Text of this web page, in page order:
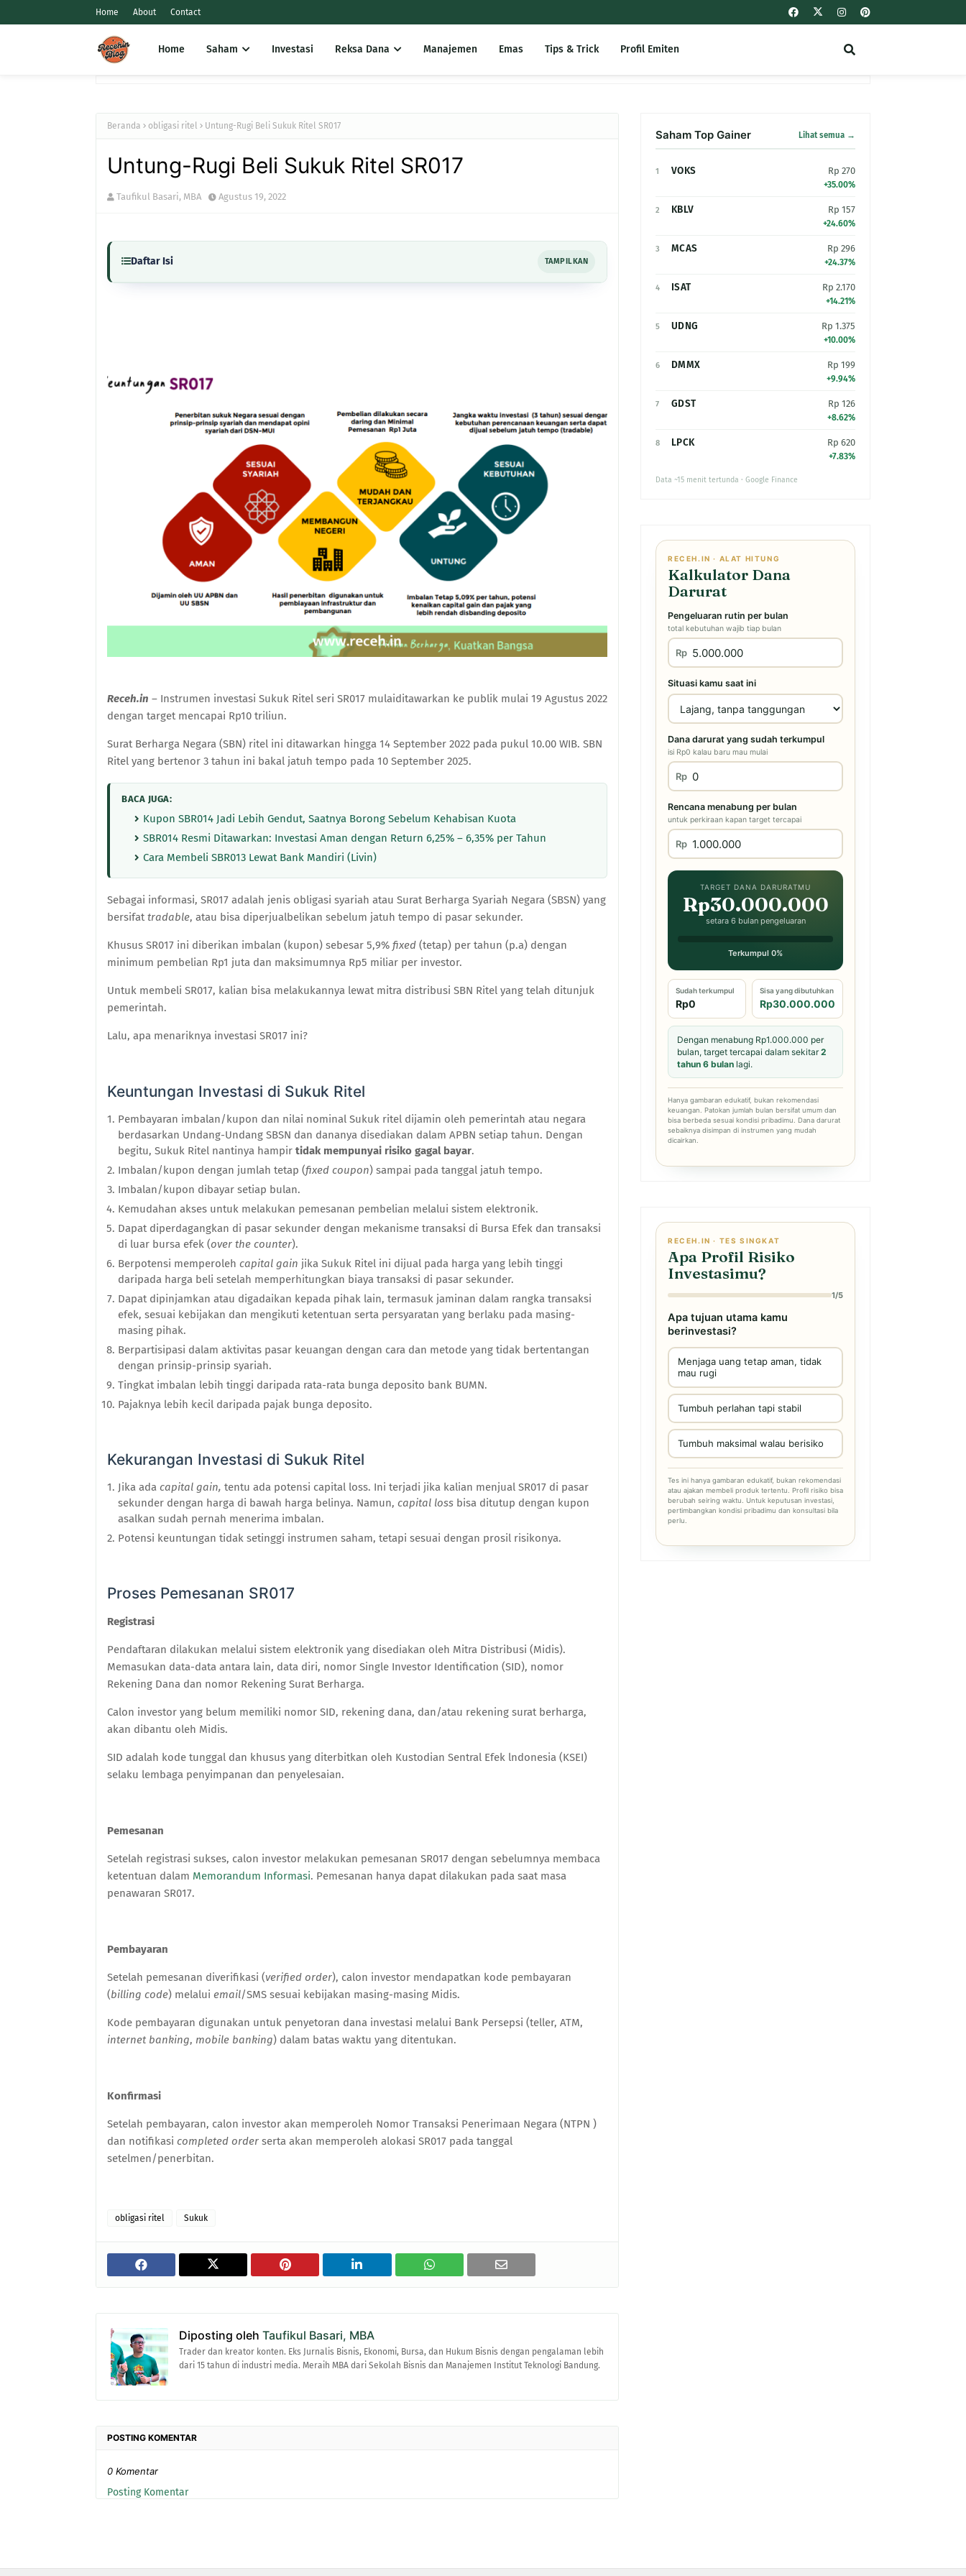
Home About Contact
Home Saham Investasi Reksa Dana Manajemen Emas Tips & Trick Profil Emiten
Beranda obligasi ritel Untung-Rugi Beli Sukuk Ritel SR017
Untung-Rugi Beli Sukuk Ritel SR017
Taufikul Basari, MBA Agustus 19, 2022
Daftar Isi TAMPILKAN
Receh.in – Instrumen investasi Sukuk Ritel seri SR017 mulaiditawarkan ke publik mulai 19 Agustus 2022
dengan target mencapai Rp10 triliun.
Surat Berharga Negara (SBN) ritel ini ditawarkan hingga 14 September 2022 pada pukul 10.00 WIB. SBN
Ritel yang bertenor 3 tahun ini bakal jatuh tempo pada 10 September 2025.
BACA JUGA:
Kupon SBR014 Jadi Lebih Gendut, Saatnya Borong Sebelum Kehabisan Kuota
SBR014 Resmi Ditawarkan: Investasi Aman dengan Return 6,25% – 6,35% per Tahun
Cara Membeli SBR013 Lewat Bank Mandiri (Livin)
Sebagai informasi, SR017 adalah jenis obligasi syariah atau Surat Berharga Syariah Negara (SBSN) yang
bersifattradable, atau bisa diperjualbelikan sebelum jatuh tempo di pasar sekunder.
Khusus SR017 ini diberikan imbalan (kupon) sebesar 5,9% fixed (tetap) per tahun (p.a) dengan
minimum pembelian Rp1 juta dan maksimumnya Rp5 miliar per investor.
Untuk membeli SR017, kalian bisa melakukannya lewat mitra distribusi SBN Ritel yang telah ditunjuk
pemerintah.
Lalu, apa menariknya investasi SR017 ini?
Keuntungan Investasi di Sukuk Ritel
Pembayaran imbalan/kupon dan nilai nominal Sukuk ritel dijamin oleh pemerintah atau negara
berdasarkan Undang-Undang SBSN dan dananya disediakan dalam APBN setiap tahun. Dengan
begitu, Sukuk Ritel nantinya hampir tidak mempunyai risiko gagal bayar.
Imbalan/kupon dengan jumlah tetap (fixed coupon) sampai pada tanggal jatuh tempo.
Imbalan/kupon dibayar setiap bulan.
Kemudahan akses untuk melakukan pemesanan pembelian melalui sistem elektronik.
Dapat diperdagangkan di pasar sekunder dengan mekanisme transaksi di Bursa Efek dan transaksi
di luar bursa efek (over the counter).
Berpotensi memperoleh capital gain jika Sukuk Ritel ini dijual pada harga yang lebih tinggi
daripada harga beli setelah memperhitungkan biaya transaksi di pasar sekunder.
Dapat dipinjamkan atau digadaikan kepada pihak lain, termasuk jaminan dalam rangka transaksi
efek, sesuai kebijakan dan mengikuti ketentuan serta persyaratan yang berlaku pada masing-
masing pihak.
Berpartisipasi dalam aktivitas pasar keuangan dengan cara dan metode yang tidak bertentangan
dengan prinsip-prinsip syariah.
Tingkat imbalan lebih tinggi daripada rata-rata bunga deposito bank BUMN.
Pajaknya lebih kecil daripada pajak bunga deposito.
Kekurangan Investasi di Sukuk Ritel
Jika ada capital gain, tentu ada potensi capital loss. Ini terjadi jika kalian menjual SR017 di pasar
sekunder dengan harga di bawah harga belinya. Namun, capital loss bisa ditutup dengan kupon
asalkan sudah pernah menerima imbalan.
Potensi keuntungan tidak setinggi instrumen saham, tetapi sesuai dengan prosil risikonya.
Proses Pemesanan SR017
Registrasi
Pendaftaran dilakukan melalui sistem elektronik yang disediakan oleh Mitra Distribusi (Midis).
Memasukan data-data antara lain, data diri, nomor Single Investor Identification (SID), nomor
Rekening Dana dan nomor Rekening Surat Berharga.
Calon investor yang belum memiliki nomor SID, rekening dana, dan/atau rekening surat berharga,
akan dibantu oleh Midis.
SID adalah kode tunggal dan khusus yang diterbitkan oleh Kustodian Sentral Efek lndonesia (KSEI)
selaku lembaga penyimpanan dan penyelesaian.
Pemesanan
Setelah registrasi sukses, calon investor melakukan pemesanan SR017 dengan sebelumnya membaca
ketentuan dalam Memorandum Informasi. Pemesanan hanya dapat dilakukan pada saat masa
penawaran SR017.
Pembayaran
Setelah pemesanan diverifikasi (verified order), calon investor mendapatkan kode pembayaran
(billing code) melalui email/SMS sesuai kebijakan masing-masing Midis.
Kode pembayaran digunakan untuk penyetoran dana investasi melalui Bank Persepsi (teller, ATM,
internet banking, mobile banking) dalam batas waktu yang ditentukan.
Konfirmasi
Setelah pembayaran, calon investor akan memperoleh Nomor Transaksi Penerimaan Negara (NTPN )
dan notifikasi completed order serta akan memperoleh alokasi SR017 pada tanggal
setelmen/penerbitan.
obligasi ritel Sukuk
Diposting oleh Taufikul Basari, MBA
Trader dan kreator konten. Eks Jurnalis Bisnis, Ekonomi, Bursa, dan Hukum Bisnis dengan pengalaman lebih
dari 15 tahun di industri media. Meraih MBA dari Sekolah Bisnis dan Manajemen Institut Teknologi Bandung.
POSTING KOMENTAR
0 Komentar
Posting Komentar
Saham Top Gainer Lihat semua →
1 VOKS Rp 270
+35.00%
2 KBLV Rp 157
+24.60%
3 MCAS Rp 296
+24.37%
4 ISAT Rp 2.170
+14.21%
5 UDNG Rp 1.375
+10.00%
6 DMMX Rp 199
+9.94%
7 GDST Rp 126
+8.62%
8 LPCK Rp 620
+7.83%
Data ~15 menit tertunda · Google Finance
RECEH.IN · ALAT HITUNG
Kalkulator Dana
Darurat
Pengeluaran rutin per bulan
total kebutuhan wajib tiap bulan
Rp
Situasi kamu saat ini
Dana darurat yang sudah terkumpul
isi Rp0 kalau baru mau mulai
Rp
Rencana menabung per bulan
untuk perkiraan kapan target tercapai
Rp
TARGET DANA DARURATMU
Rp30.000.000
setara 6 bulan pengeluaran
Terkumpul 0%
Sudah terkumpul
Rp0
Sisa yang dibutuhkan
Rp30.000.000
Dengan menabung Rp1.000.000 per
bulan, target tercapai dalam sekitar2
tahun 6 bulan lagi.
Hanya gambaran edukatif, bukan rekomendasi
keuangan. Patokan jumlah bulan bersifat umum dan
bisa berbeda sesuai kondisi pribadimu. Dana darurat
sebaiknya disimpan di instrumen yang mudah
dicairkan.
RECEH.IN · TES SINGKAT
Apa Profil Risiko
Investasimu?
1/5
Apa tujuan utama kamu
berinvestasi?
Menjaga uang tetap aman, tidak
mau rugi
Tumbuh perlahan tapi stabil
Tumbuh maksimal walau berisiko
Tes ini hanya gambaran edukatif, bukan rekomendasi
atau ajakan membeli produk tertentu. Profil risiko bisa
berubah seiring waktu. Untuk keputusan investasi,
pertimbangkan kondisi pribadimu dan konsultasi bila
perlu.